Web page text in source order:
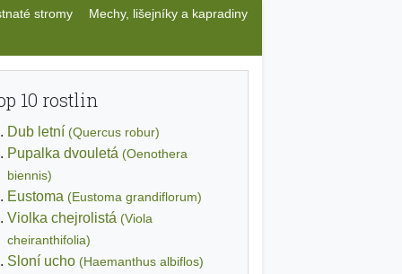
stromy Mechy, lišejníky a kapradiny
10 rostlin
Dub letní (Quercus robur)
Pupalka dvouletá (Oenothera
biennis)
Eustoma (Eustoma grandiflorum)
Violka chejrolistá (Viola
cheiranthifolia)
Sloní ucho (Haemanthus albiflos)